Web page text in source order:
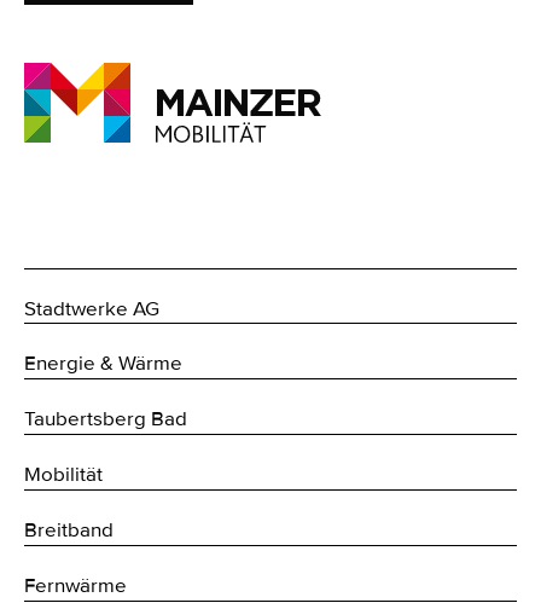
Stadtwerke AG
Energie & Wärme
Taubertsberg Bad
Mobilität
Breitband
Fernwärme